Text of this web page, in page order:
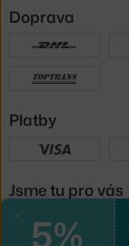
5%
Doprava
Platby
Jsme tu pro vás